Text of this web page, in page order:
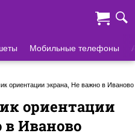
Мобильные телефоны
ориентации экрана, Не важно в Иваново
ориентации
в Иваново